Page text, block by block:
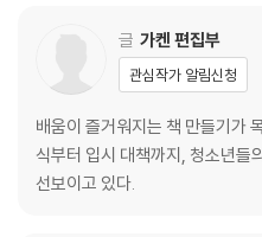
인플레이션과 디플레이션
물건이 우리 손에 들어오는 과정
가격을 결정하는 방법
가격은 왜 자꾸 변할까?
무료 서비스는 왜 무료일까?
카드의 종류
글 가켄 편집부
관심작가 알림신청
배움이 즐거워지는 책 만들기가
식부터 입시 대책까지, 청소년들
선보이고 있다.